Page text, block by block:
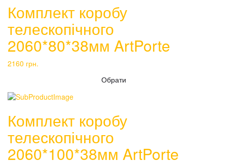
Комплект коробу
телескопічного
2060*80*38мм ArtPorte
2160 грн.
Обрати
Комплект коробу
телескопічного
2060*100*38мм ArtPorte